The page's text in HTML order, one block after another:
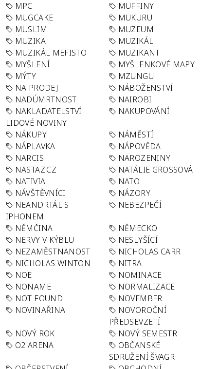
MPC
MUFFINY
MUGCAKE
MUKURU
MUSLIM
MUZEUM
MUZIKA
MUZIKÁL
MUZIKÁL MEFISTO
MUZIKANT
MYŠLENÍ
MYŠLENKOVÉ MAPY
MÝTY
MZUNGU
NA PRODEJ
NÁBOŽENSTVÍ
NADÚMRTNOST
NAIROBI
NAKLADATELSTVÍ
LIDOVÉ NOVINY
NAKUPOVÁNÍ
NÁKUPY
NÁMĚSTÍ
NÁPLAVKA
NÁPOVĚDA
NARCIS
NAROZENINY
NASTAZ.CZ
NATÁLIE GROSSOVÁ
NATIVIA
NATO
NÁVŠTĚVNÍCI
NÁZORY
NEANDRTÁL S
IPHONEM
NEBEZPEČÍ
NĚMČINA
NĚMECKO
NERVY V KÝBLU
NESLYŠÍCÍ
NEZAMĚSTNANOST
NICHOLAS CARR
NICHOLAS WINTON
NITRA
NOE
NOMINACE
NONAME
NORMALIZACE
NOT FOUND
NOVEMBER
NOVINAŘINA
NOVOROČNÍ
PŘEDSEVZETÍ
NOVÝ ROK
NOVÝ SEMESTR
O2 ARENA
OBČANSKÉ
SDRUŽENÍ ŠVAGR